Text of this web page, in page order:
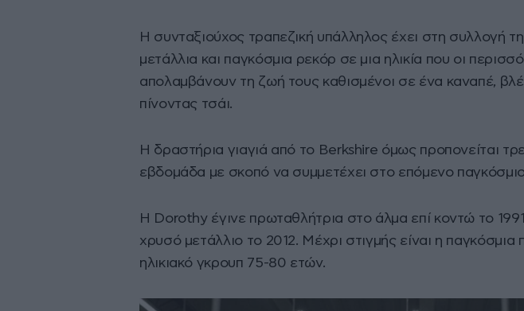
Η συνταξιούχος τραπεζική υπάλληλος έχει στη συλλογή
μετάλλια και παγκόσμια ρεκόρ σε μια ηλικία που οι
απολαμβάνουν τη ζωή τους καθισμένοι σε ένα καναπέ,
πίνοντας τσάι.
Η δραστήρια γιαγιά από το Berkshire όμως προπονείται
εβδομάδα με σκοπό να συμμετέχει στο επόμενο
Η Dorothy έγινε πρωταθλήτρια στο άλμα επί κοντώ το
χρυσό μετάλλιο το 2012. Μέχρι στιγμής είναι η
ηλικιακό γκρουπ 75-80 ετών.